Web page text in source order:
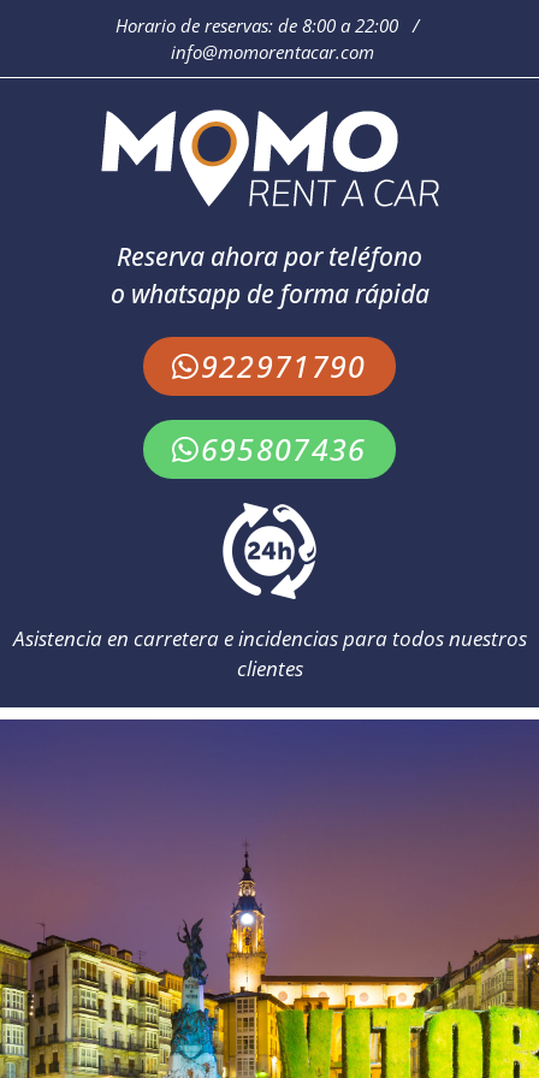
Horario de reservas: de 8:00 a 22:00 /
info@momorentacar.com
Reserva ahora por teléfono
o whatsapp de forma rápida
922971790
695807436
Asistencia en carretera e incidencias para todos nuestros
clientes